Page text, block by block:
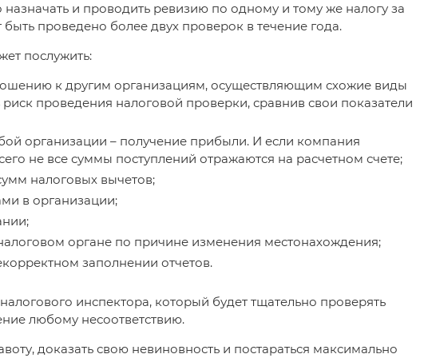
и проводить ревизию по одному и тому же налогу за
проведено более двух проверок в течение года.
послужить:
к другим организациям, осуществляющим схожие виды
проведения налоговой проверки, сравнив свои показатели
организации – получение прибыли. И если компания
не все суммы поступлений отражаются на расчетном счете;
налоговых вычетов;
в организации;
органе по причине изменения местонахождения;
заполнении отчетов.
инспектора, который будет тщательно проверять
любому несоответствию.
доказать свою невиновность и постараться максимально